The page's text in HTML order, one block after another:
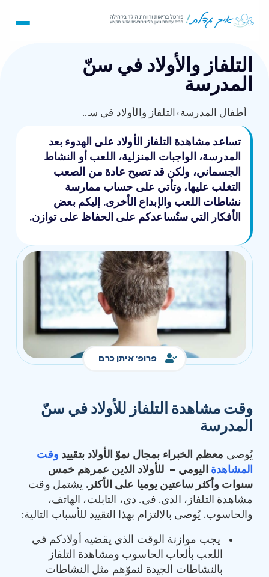
التلفاز والأولاد في سنّ
المدرسة
أطفال المدرسة› التلفاز والأولاد في سنّ المدرسة
تساعد مشاهدة التلفاز الأولاد على الهدوء بعد
المدرسة، الواجبات المنزلية، اللعب أو النشاط
الجسماني، ولكن قد تصبح عادة من الصعب
التغلب عليها، وتأتي على حساب ممارسة
نشاطات اللعب والإبداع الأخرى. إليكم بعض
الأفكار التي ستُساعدكم على الحفاظ على توازن.
פרופ' איתן כרם
وقت مشاهدة التلفاز للأولاد في سنّ
المدرسة
يُوصي معظم الخبراء بمجال نموّ الأولاد بتقييد وقت
المشاهدة اليومي – للأولاد الذين عمرهم خمس
سنوات وأكثر ساعتين يوميا على الأكثر. يشتمل وقت
مشاهدة التلفاز، الدي. في. دي، التابلت، الهاتف،
والحاسوب. يُوصى بالالتزام بهذا التقييد للأسباب التالية:
يجب موازنة الوقت الذي يقضيه أولادكم في
اللعب بألعاب الحاسوب ومشاهدة التلفاز
بالنشاطات الجيدة لنموّهم مثل النشاطات